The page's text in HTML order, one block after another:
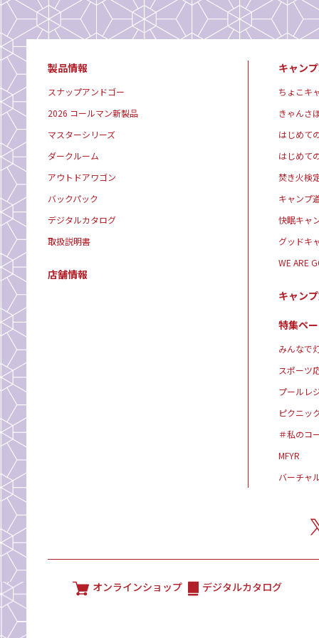
製品情報
スナップアンドゴー
2026 コールマン新製品
マスターシリーズ
ダークルーム
アウトドアワゴン
バックパック
デジタルカタログ
取扱説明書
店舗情報
キャン
ちょこキ
きゃんさ
はじめて
はじめて
焚き火検
キャンプ
快眠キャ
グッドキ
WE ARE
キャン
特集ペ
みんなで
スポーツ
プールレ
ピクニッ
＃私のコ
MFYR
バーチャ
オンラインショップ デジタルカタログ